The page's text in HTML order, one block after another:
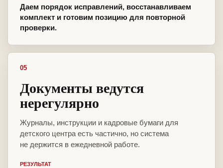
Даем порядок исправлений, восстанавливаем
комплект и готовим позицию для повторной
проверки.
05
Документы ведутся
нерегулярно
Журналы, инструкции и кадровые бумаги для
детского центра есть частично, но система
не держится в ежедневной работе.
РЕЗУЛЬТАТ